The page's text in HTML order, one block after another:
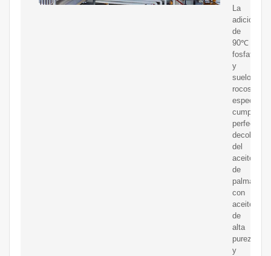
La
adición
de
90℃
fosfato
y
suelo
rocoso
especial
cumpla
perfecta
del
aceite
de
palma
con
aceite
de
alta
pureza
y